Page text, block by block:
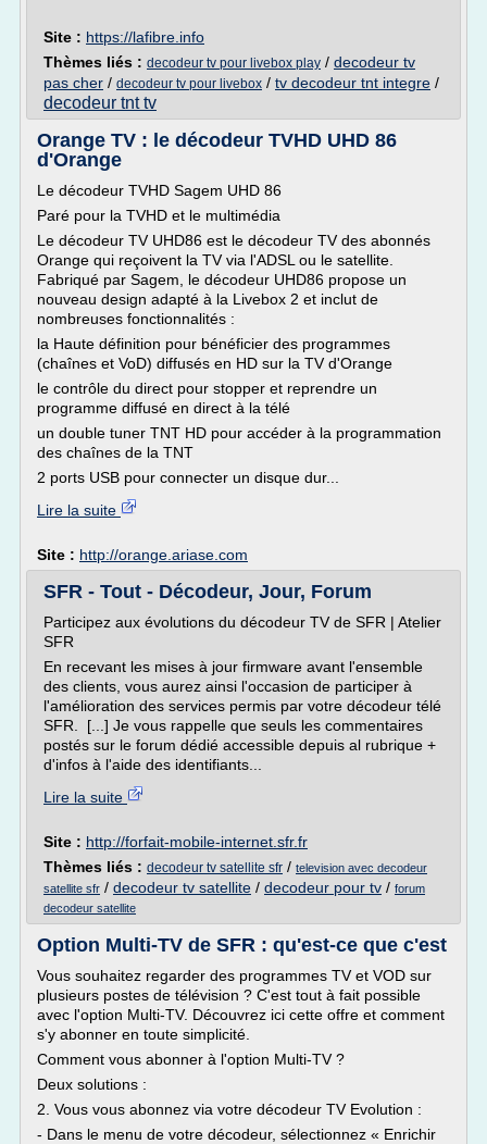
Site : https://lafibre.info
Thèmes liés : decodeur tv pour livebox play / decodeur tv
pas cher / decodeur tv pour livebox / tv decodeur tnt integre /
decodeur tnt tv
Orange TV : le décodeur TVHD UHD 86
d'Orange
Le décodeur TVHD Sagem UHD 86
Paré pour la TVHD et le multimédia
Le décodeur TV UHD86 est le décodeur TV des abonnés
Orange qui reçoivent la TV via l'ADSL ou le satellite.
Fabriqué par Sagem, le décodeur UHD86 propose un
nouveau design adapté à la Livebox 2 et inclut de
nombreuses fonctionnalités :
la Haute définition pour bénéficier des programmes
(chaînes et VoD) diffusés en HD sur la TV d'Orange
le contrôle du direct pour stopper et reprendre un
programme diffusé en direct à la télé
un double tuner TNT HD pour accéder à la programmation
des chaînes de la TNT
2 ports USB pour connecter un disque dur...
Lire la suite
Site : http://orange.ariase.com
SFR - Tout - Décodeur, Jour, Forum
Participez aux évolutions du décodeur TV de SFR | Atelier
SFR
En recevant les mises à jour firmware avant l'ensemble
des clients, vous aurez ainsi l'occasion de participer à
l'amélioration des services permis par votre décodeur télé
SFR. [...] Je vous rappelle que seuls les commentaires
postés sur le forum dédié accessible depuis al rubrique +
d'infos à l'aide des identifiants...
Lire la suite
Site : http://forfait-mobile-internet.sfr.fr
Thèmes liés : decodeur tv satellite sfr / television avec decodeur
satellite sfr / decodeur tv satellite / decodeur pour tv / forum
decodeur satellite
Option Multi-TV de SFR : qu'est-ce que c'est
Vous souhaitez regarder des programmes TV et VOD sur
plusieurs postes de télévision ? C'est tout à fait possible
avec l'option Multi-TV. Découvrez ici cette offre et comment
s'y abonner en toute simplicité.
Comment vous abonner à l'option Multi-TV ?
Deux solutions :
2. Vous vous abonnez via votre décodeur TV Evolution :
- Dans le menu de votre décodeur, sélectionnez « Enrichir